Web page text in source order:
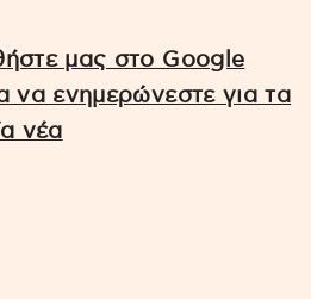
μας στο Google
να ενημερώνεστε για τα
νέα